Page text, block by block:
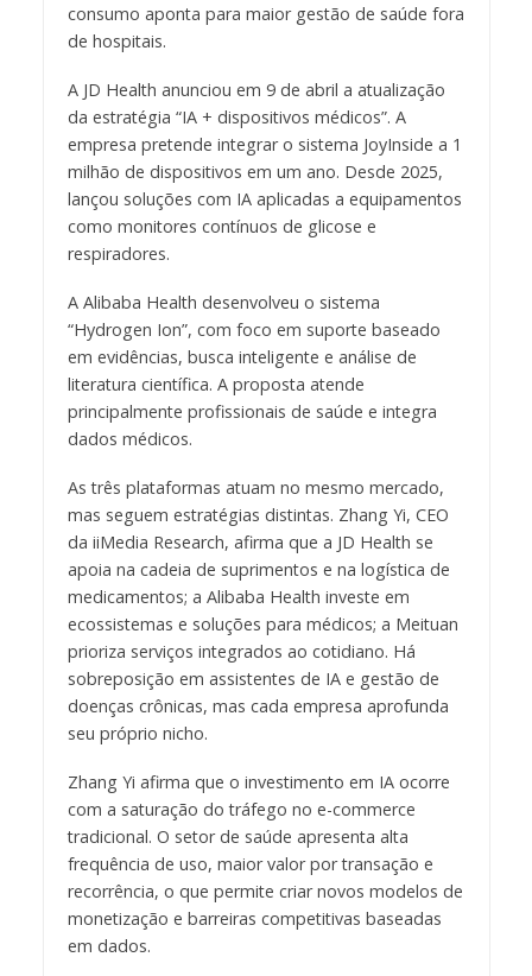
consumo aponta para maior gestão de saúde fora
de hospitais.
A JD Health anunciou em 9 de abril a atualização
da estratégia “IA + dispositivos médicos”. A
empresa pretende integrar o sistema JoyInside a 1
milhão de dispositivos em um ano. Desde 2025,
lançou soluções com IA aplicadas a equipamentos
como monitores contínuos de glicose e
respiradores.
A Alibaba Health desenvolveu o sistema
“Hydrogen Ion”, com foco em suporte baseado
em evidências, busca inteligente e análise de
literatura científica. A proposta atende
principalmente profissionais de saúde e integra
dados médicos.
As três plataformas atuam no mesmo mercado,
mas seguem estratégias distintas. Zhang Yi, CEO
da iiMedia Research, afirma que a JD Health se
apoia na cadeia de suprimentos e na logística de
medicamentos; a Alibaba Health investe em
ecossistemas e soluções para médicos; a Meituan
prioriza serviços integrados ao cotidiano. Há
sobreposição em assistentes de IA e gestão de
doenças crônicas, mas cada empresa aprofunda
seu próprio nicho.
Zhang Yi afirma que o investimento em IA ocorre
com a saturação do tráfego no e-commerce
tradicional. O setor de saúde apresenta alta
frequência de uso, maior valor por transação e
recorrência, o que permite criar novos modelos de
monetização e barreiras competitivas baseadas
em dados.